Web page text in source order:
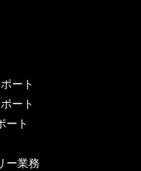
ート
ート
ート
ー業務